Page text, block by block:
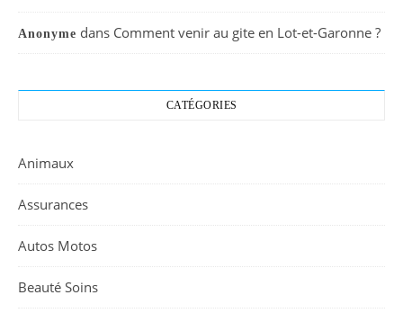
Anonyme dans Comment venir au gite en Lot-et-Garonne ?
CATÉGORIES
Animaux
Assurances
Autos Motos
Beauté Soins